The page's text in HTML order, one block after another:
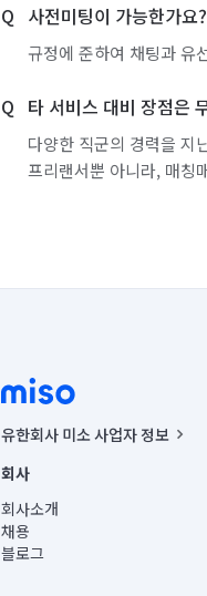
사전미팅이 가능한가요?
규정에 준하여 채팅과 유
타 서비스 대비 장점은
다양한 직군의 경력을 지
프리랜서뿐 아니라, 매칭
유한회사 미소 사업자 정보
사업자등록번호 : 291-87-00271
통신판매신고번호 : 2024-서울종
대표이사 : CHING VICTOR
주소 | 본사: 서울특별시 종로구
컨택센터 : 서울특별시 종로구 수
회사
회사소개
채용
블로그